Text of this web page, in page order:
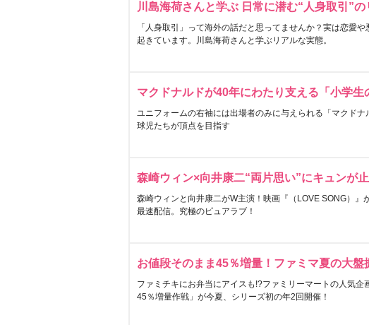
川島海荷さんと学ぶ 日常に潜む“人身取引”の
「人身取引」って海外の話だと思ってませんか？実は恋愛
起きています。川島海荷さんと学ぶリアルな実態。
マクドナルドが40年にわたり支える「小学生
ユニフォームの右袖には出場者のみに与えられる「マクド
球児たちが頂点を目指す
森崎ウィン×向井康二“両片思い”にキュンが止
森崎ウィンと向井康二がW主演！映画『（LOVE SONG）』
最速配信。究極のピュアラブ！
お値段そのまま45％増量！ファミマ夏の大盤
ファミチキにお弁当にアイスも!?ファミリーマートの人気企
45％増量作戦」が今夏、シリーズ初の年2回開催！